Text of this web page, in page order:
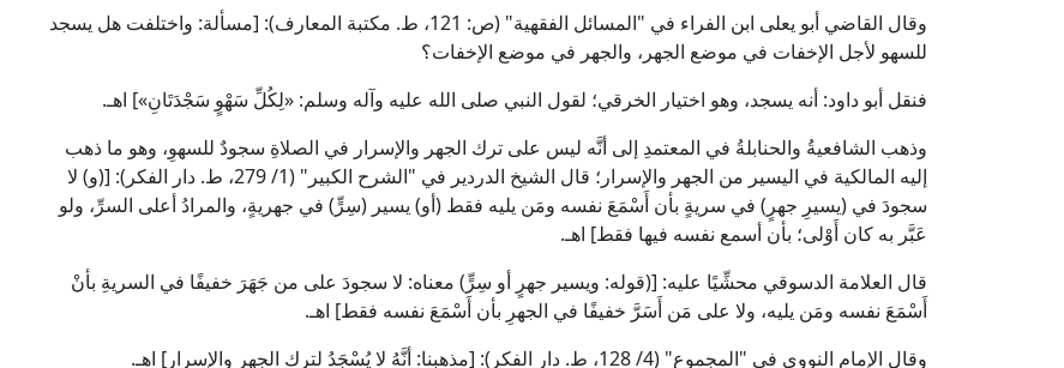
وقال القاضي أبو يعلى ابن الفراء في "المسائل الفقهية" (ص: 121، ط. مكتبة المعارف): [مسألة: واختلفت هل يسجد
للسهو لأجل الإخفات في موضع الجهر، والجهر في موضع الإخفات؟
فنقل أبو داود: أنه يسجد، وهو اختيار الخرقي؛ لقول النبي صلى الله عليه وآله وسلم: «لِكُلِّ سَهْوٍ سَجْدَتَانِ»] اهـ.
وذهب الشافعيةُ والحنابلةُ في المعتمدِ إلى أنَّه ليس على ترك الجهر والإسرار في الصلاةِ سجودٌ للسهوِ، وهو ما ذهب
إليه المالكية في اليسير من الجهر والإسرار؛ قال الشيخ الدردير في "الشرح الكبير" (1/ 279، ط. دار الفكر): [(و) لا
سجودَ في (يسيرِ جهرٍ) في سريةٍ بأن أَسْمَعَ نفسه ومَن يليه فقط (أو) يسير (سِرٍّ) في جهريةٍ، والمرادُ أعلى السرِّ، ولو
عَبَّر به كان أَوْلى؛ بأن أسمع نفسه فيها فقط] اهـ.
قال العلامة الدسوقي محشِّيًا عليه: [(قوله: ويسير جهرٍ أو سِرٍّ) معناه: لا سجودَ على من جَهَرَ خفيفًا في السريةِ بأنْ
أَسْمَعَ نفسه ومَن يليه، ولا على مَن أَسَرَّ خفيفًا في الجهرِ بأن أَسْمَعَ نفسه فقط] اهـ.
وقال الإمام النووي في "المجموع" (4/ 128، ط. دار الفكر): [مذهبنا: أنَّهُ لا يُسْجَدُ لتركِ الجهرِ والإسرارِ] اهـ.